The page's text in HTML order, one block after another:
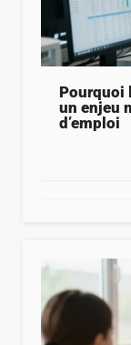
Pourquoi
un enjeu
d’emploi